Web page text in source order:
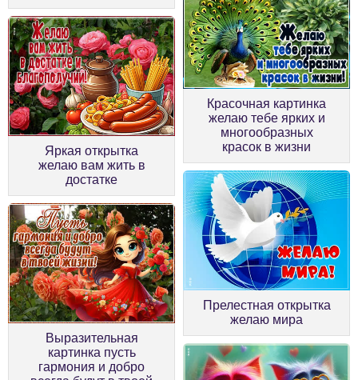
Яркая открытка
желаю вам жить в
достатке
Красочная картинка
желаю тебе ярких и
многообразных
красок в жизни
Выразительная
картинка пусть
гармония и добро
Прелестная открытка
желаю мира